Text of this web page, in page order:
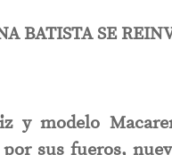
BATISTA SE
y modelo
sus fueros,